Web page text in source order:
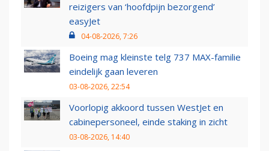
reizigers van ‘hoofdpijn bezorgend’
easyJet
04-08-2026, 7:26
Boeing mag kleinste telg 737 MAX-familie
eindelijk gaan leveren
03-08-2026, 22:54
Voorlopig akkoord tussen WestJet en
cabinepersoneel, einde staking in zicht
03-08-2026, 14:40